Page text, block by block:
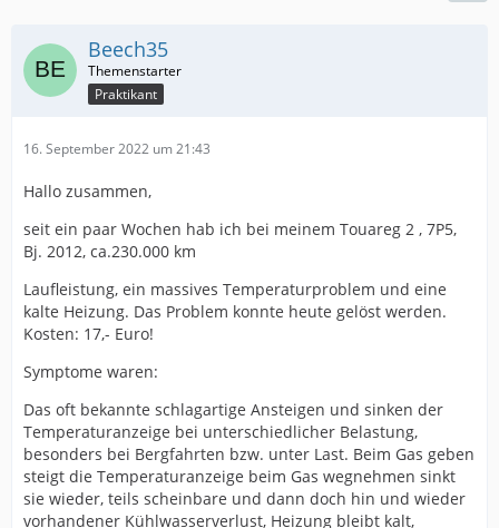
Beech35
Praktikant
16. September 2022 um 21:43
Hallo zusammen,
seit ein paar Wochen hab ich bei meinem Touareg 2 , 7P5,
Bj. 2012, ca.230.000 km
Laufleistung, ein massives Temperaturproblem und eine
kalte Heizung. Das Problem konnte heute gelöst werden.
Kosten: 17,- Euro!
Symptome waren:
Das oft bekannte schlagartige Ansteigen und sinken der
Temperaturanzeige bei unterschiedlicher Belastung,
besonders bei Bergfahrten bzw. unter Last. Beim Gas geben
steigt die Temperaturanzeige beim Gas wegnehmen sinkt
sie wieder, teils scheinbare und dann doch hin und wieder
vorhandener Kühlwasserverlust, Heizung bleibt kalt,